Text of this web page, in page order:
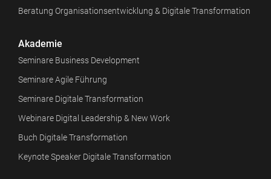
Beratung Organisationsentwicklung & Digitale Transformation
Akademie
Seminare Business Development
Seminare Agile Führung
Seminare Digitale Transformation
Webinare Digital Leadership & New Work
Buch Digitale Transformation
Keynote Speaker Digitale Transformation